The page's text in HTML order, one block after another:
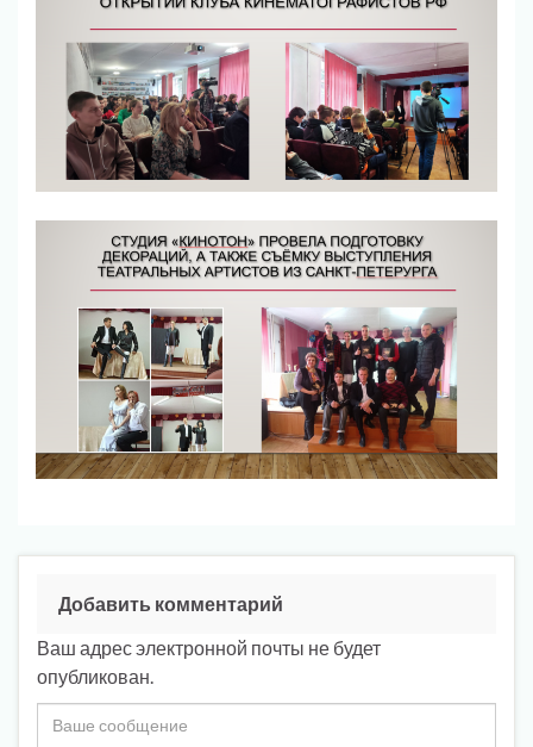
Добавить комментарий
Ваш адрес электронной почты не будет
опубликован.